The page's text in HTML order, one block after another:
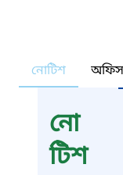
নোটিশ
নো
টিশ